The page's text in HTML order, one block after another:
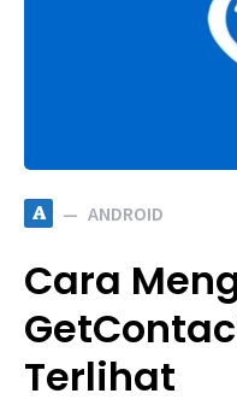
A ANDROID
Cara
Terlihat